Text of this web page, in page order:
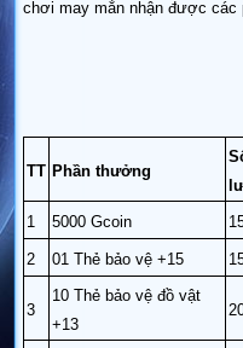
chơi may mắn nhận được các
TT Phần thưởng
1 5000 Gcoin
2 01 Thẻ bảo vệ +15
3
10 Thẻ bảo vệ đồ vật
+13